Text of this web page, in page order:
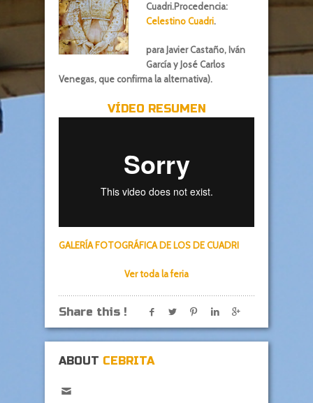
Cuadri.Procedencia:
Celestino Cuadri.
para Javier Castaño, Iván
García y José Carlos
Venegas, que confirma la alternativa).
VÍDEO RESUMEN
GALERÍA FOTOGRÁFICA DE LOS DE CUADRI
Ver toda la feria
Share this !
ABOUT CEBRITA